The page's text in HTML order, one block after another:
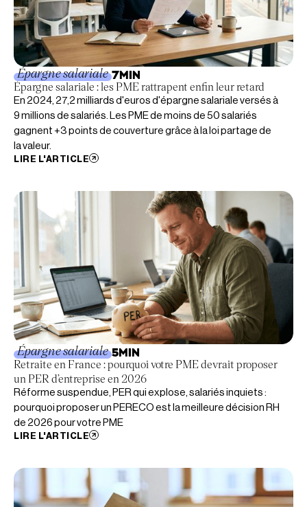
Épargne salariale 7MIN
Épargne salariale : les PME rattrapent enfin leur retard
En 2024, 27,2 milliards d'euros d'épargne salariale versés à
9 millions de salariés. Les PME de moins de 50 salariés
gagnent +3 points de couverture grâce à la loi partage de
la valeur.
LIRE L'ARTICLE
Épargne salariale 5MIN
Retraite en France : pourquoi votre PME devrait proposer
un PER d’entreprise en 2026
Réforme suspendue, PER qui explose, salariés inquiets :
pourquoi proposer un PERECO est la meilleure décision RH
de 2026 pour votre PME
LIRE L'ARTICLE